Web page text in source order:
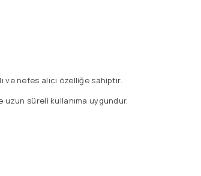
ve nefes alıcı özelliğe sahiptir.
uzun süreli kullanıma uygundur.